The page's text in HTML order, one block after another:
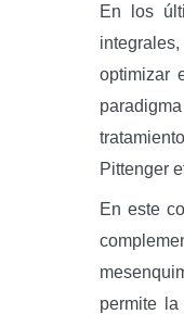
En los
optimizar
Pittenger
En este
permite